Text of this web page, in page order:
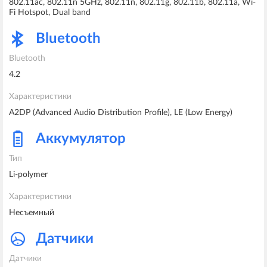
802.11ac, 802.11n 5GHz, 802.11n, 802.11g, 802.11b, 802.11a, Wi-
Fi Hotspot, Dual band
Bluetooth
Bluetooth
4.2
Характеристики
A2DP (Advanced Audio Distribution Profile), LE (Low Energy)
Аккумулятор
Тип
Li-polymer
Характеристики
Несъемный
Датчики
Датчики